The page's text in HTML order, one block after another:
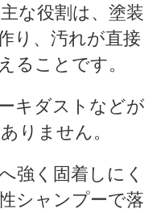
な役割は、塗装
り、汚れが直接
ることです。
キダストなどが
りません。
強く固着しにく
シャンプーで落